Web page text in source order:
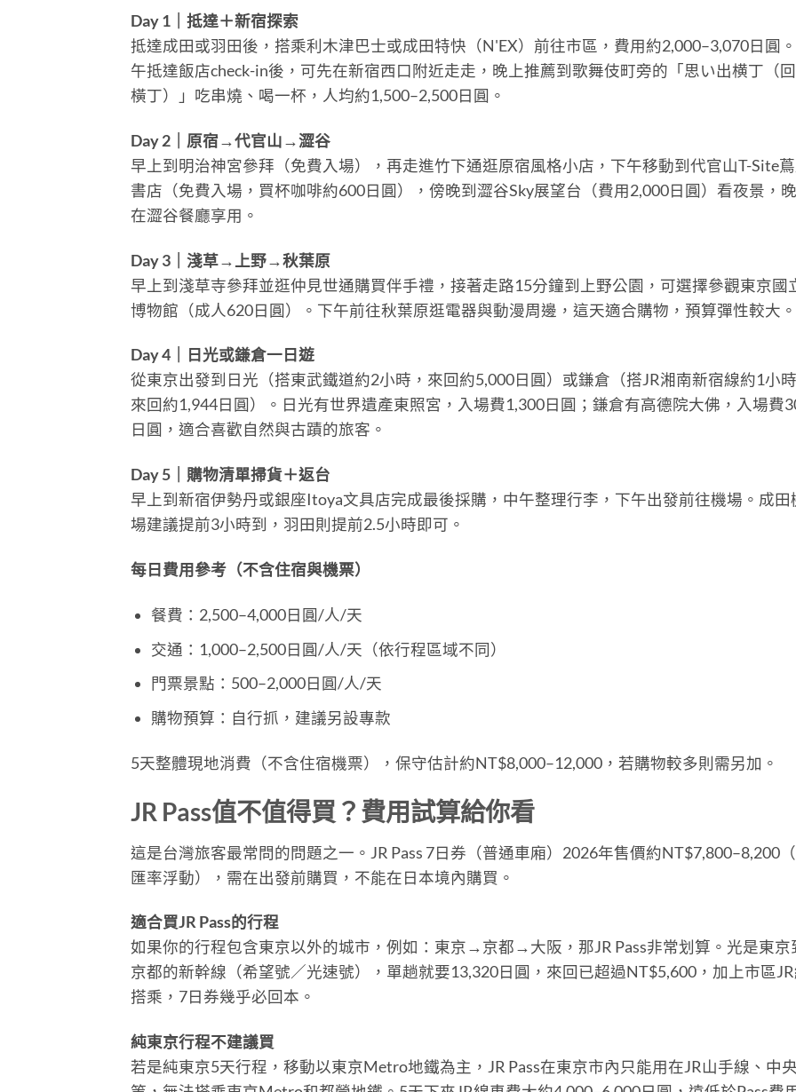
Day 1｜抵達＋新宿探索
抵達成田或羽田後，搭乘利木津巴士或成田特快（N'EX）前往市區，費用約2,000–3,070日圓
午抵達飯店check-in後，可先在新宿西口附近走走，晚上推薦到歌舞伎町旁的「思い出横丁（
橫丁）」吃串燒、喝一杯，人均約1,500–2,500日圓。
Day 2｜原宿→代官山→澀谷
早上到明治神宮參拜（免費入場），再走進竹下通逛原宿風格小店，下午移動到代官山T-Site
書店（免費入場，買杯咖啡約600日圓），傍晚到澀谷Sky展望台（費用2,000日圓）看夜景，
在澀谷餐廳享用。
Day 3｜淺草→上野→秋葉原
早上到淺草寺參拜並逛仲見世通購買伴手禮，接著走路15分鐘到上野公園，可選擇參觀東京國
博物館（成人620日圓）。下午前往秋葉原逛電器與動漫周邊，這天適合購物，預算彈性較大。
Day 4｜日光或鎌倉一日遊
從東京出發到日光（搭東武鐵道約2小時，來回約5,000日圓）或鎌倉（搭JR湘南新宿線約1小時
來回約1,944日圓）。日光有世界遺產東照宮，入場費1,300日圓；鎌倉有高德院大佛，入場費
日圓，適合喜歡自然與古蹟的旅客。
Day 5｜購物清單掃貨＋返台
早上到新宿伊勢丹或銀座Itoya文具店完成最後採購，中午整理行李，下午出發前往機場。成田
場建議提前3小時到，羽田則提前2.5小時即可。
每日費用參考（不含住宿與機票）
餐費：2,500–4,000日圓/人/天
交通：1,000–2,500日圓/人/天（依行程區域不同）
門票景點：500–2,000日圓/人/天
購物預算：自行抓，建議另設專款
5天整體現地消費（不含住宿機票），保守估計約NT$8,000–12,000，若購物較多則需另加。
JR Pass值不值得買？費用試算給你看
這是台灣旅客最常問的問題之一。JR Pass 7日券（普通車廂）2026年售價約NT$7,800–8,200
匯率浮動），需在出發前購買，不能在日本境內購買。
適合買JR Pass的行程
如果你的行程包含東京以外的城市，例如：東京→京都→大阪，那JR Pass非常划算。光是東京
京都的新幹線（希望號／光速號），單趟就要13,320日圓，來回已超過NT$5,600，加上市區
搭乘，7日券幾乎必回本。
純東京行程不建議買
若是純東京5天行程，移動以東京Metro地鐵為主，JR Pass在東京市內只能用在JR山手線、中